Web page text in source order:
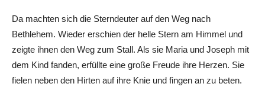
Da machten sich die Sterndeuter auf den Weg nach
Bethlehem. Wieder erschien der helle Stern am Himmel und
zeigte ihnen den Weg zum Stall. Als sie Maria und Joseph mit
dem Kind fanden, erfüllte eine große Freude ihre Herzen. Sie
fielen neben den Hirten auf ihre Knie und fingen an zu beten.